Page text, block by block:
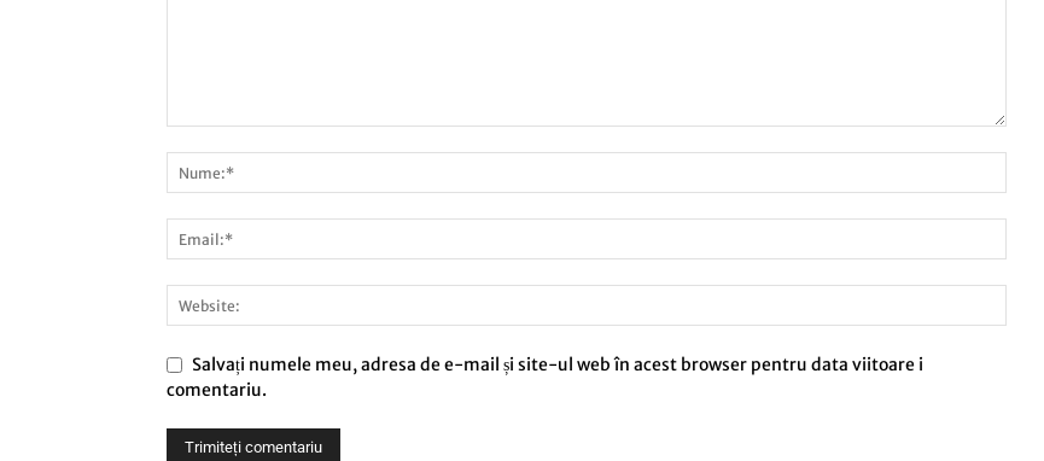
Salvați numele meu, adresa de e-mail și site-ul web în acest browser pentru data viitoare i
comentariu.